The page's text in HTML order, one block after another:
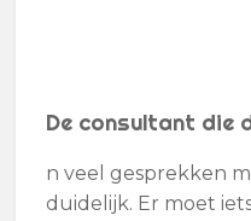
De consultant die
n veel gesprekken
duidelijk. Er moet